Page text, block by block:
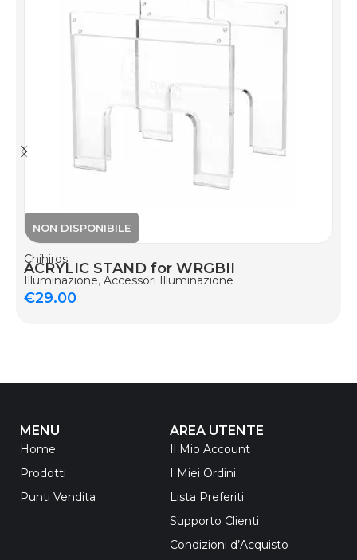
Chihiros
ACRYLIC STAND for WRGBII
Illuminazione, Accessori Illuminazione
€29.00
MENU
Home
Prodotti
Punti Vendita
AREA UTENTE
Il Mio Account
I Miei Ordini
Lista Preferiti
Supporto Clienti
Condizioni d’Acquisto